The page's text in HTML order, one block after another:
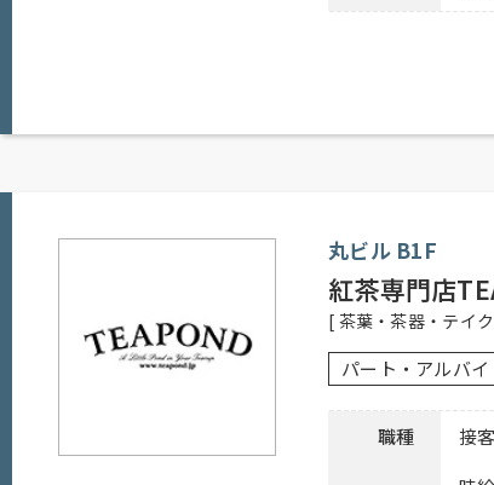
【パティシエ（正社員）】
月～土 8：30～20：30
応募資格
【正社員】
シフト制
【アルバイト】
高校生不可、主婦歓迎、フリータ
社員登用有り、昇給有り、賞与有
丸ビル B1F
紅茶専門店
[ 茶葉・茶器・テイ
パート・アルバイ
職種
接